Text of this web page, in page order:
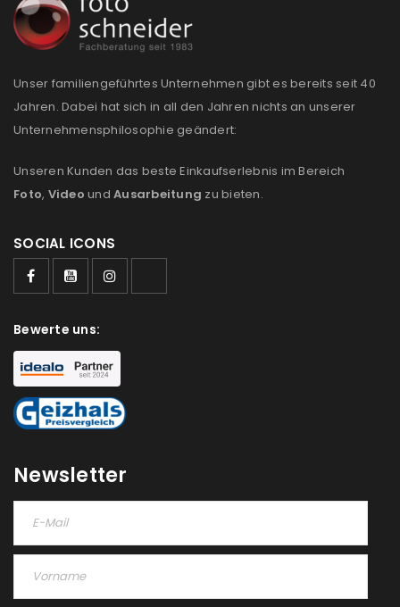
REGISTRIEREN
Unser familiengeführtes Unternehmen gibt es bereits seit 40
Jahren. Dabei hat sich in all den Jahren nichts an unserer
Unternehmensphilosophie geändert:
Unseren Kunden das beste Einkaufserlebnis im Bereich
Foto, Video und Ausarbeitung zu bieten.
SOCIAL ICONS
Bewerte uns:
Newsletter